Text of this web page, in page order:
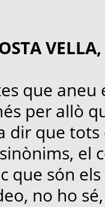
que
per allò
dir que
que són
no ho